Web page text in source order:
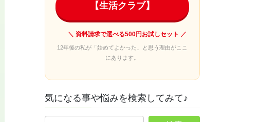
【生活クラブ】
＼ 資料請求で選べる500円お試しセット ／
12年後の私が「始めてよかった」と思う理由がここ
にあります。
気になる事や悩みを検索してみて♪